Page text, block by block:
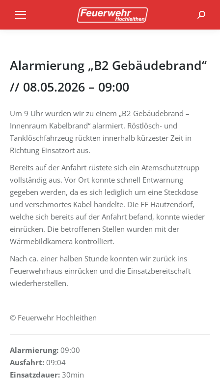
Alarmierung „B2 Gebäudebrand“
// 08.05.2026 – 09:00
Um 9 Uhr wurden wir zu einem „B2 Gebäudebrand –
Innenraum Kabelbrand“ alarmiert. Röstlösch- und
Tanklöschfahrzeug rückten innerhalb kürzester Zeit in
Richtung Einsatzort aus.
Bereits auf der Anfahrt rüstete sich ein Atemschutztrupp
vollständig aus. Vor Ort konnte schnell Entwarnung
gegeben werden, da es sich lediglich um eine Steckdose
und verschmortes Kabel handelte. Die FF Hautzendorf,
welche sich bereits auf der Anfahrt befand, konnte wieder
einrücken. Die betroffenen Stellen wurden mit der
Wärmebildkamera kontrolliert.
Nach ca. einer halben Stunde konnten wir zurück ins
Feuerwehrhaus einrücken und die Einsatzbereitschaft
wiederherstellen.
© Feuerwehr Hochleithen
Alarmierung: 09:00
Ausfahrt: 09:04
Einsatzdauer: 30min